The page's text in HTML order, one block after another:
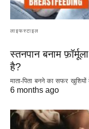
लाइफस्टाइल
स्तनपान बनाम
है?
माता-पिता बनने का सफर
6 months ago